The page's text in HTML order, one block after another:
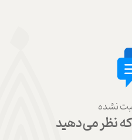
نشده
که نظر می‌دهید